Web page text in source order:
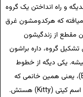
و راه انداختن یک گروه
که هرکدومشون غرق
مقطع از زندگیشون
گروه، داره براشون
یکی دیگه از خطوط
تاثیرگذار داستان از نظر من برخوردهای بث (Beth)، یعنی همین خانمی که
عکسش رو بالا گذاشتم با یکی دیگه از کاراکترها به اسم کیتی (Kitty) هستش.